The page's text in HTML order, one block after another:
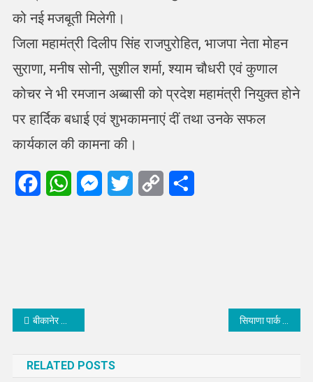
को नई मजबूती मिलेगी।
जिला महामंत्री दिलीप सिंह राजपुरोहित, भाजपा नेता मोहन
सुराणा, मनीष सोनी, सुशील शर्मा, श्याम चौधरी एवं कुणाल
कोचर ने भी रमजान अब्बासी को प्रदेश महामंत्री नियुक्त होने
पर हार्दिक बधाई एवं शुभकामनाएं दीं तथा उनके सफल
कार्यकाल की कामना की।
FacebookWhatsAppMessenger
Twitter
Copy
Post
बीकानेर के बच्चे सीख रहे AI और रोबोटिक्स, Robo Spark Academy बना रही भविष्य के इनोवेटर्स
RELATED POSTS